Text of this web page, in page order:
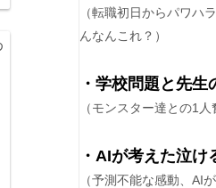
（転職初日からパワハ
んなんこれ？）
・学校問題と先生
（モンスター達との1人
・AIが考えた泣け
（予測不能な感動、AI